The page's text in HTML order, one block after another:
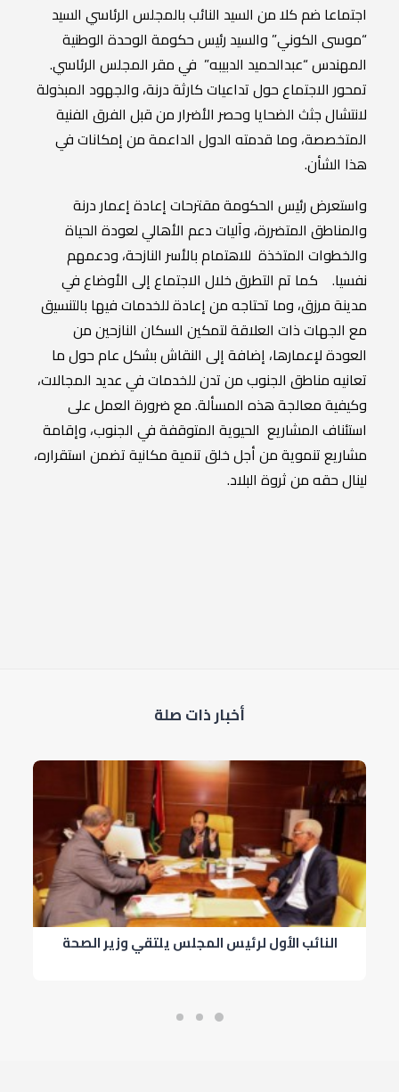
اجتماعا ضم كلا من السيد النائب بالمجلس الرئاسي السيد
“موسى الكوني” والسيد رئيس حكومة الوحدة الوطنية
المهندس “عبدالحميد الدبيبه” في مقر المجلس الرئاسي.
تمحور الاجتماع حول تداعيات كارثة درنة، والجهود المبذولة
لانتشال جثث الضحايا وحصر الأضرار من قبل الفرق الفنية
المتخصصة، وما قدمته الدول الداعمة من إمكانات في
هذا الشأن.
واستعرض رئيس الحكومة مقترحات إعادة إعمار درنة
والمناطق المتضررة، وآليات دعم الأهالي لعودة الحياة
والخطوات المتخذة للاهتمام بالأسر النازحة، ودعمهم
نفسيا. كما تم التطرق خلال الاجتماع إلى الأوضاع في
مدينة مرزق، وما تحتاجه من إعادة للخدمات فيها بالتنسيق
مع الجهات ذات العلاقة لتمكين السكان النازحين من
العودة لإعمارها، إضافة إلى النقاش بشكل عام حول ما
تعانيه مناطق الجنوب من تدن للخدمات في عديد المجالات،
وكيفية معالجة هذه المسألة. مع ضرورة العمل على
استئناف المشاريع الحيوية المتوقفة في الجنوب، وإقامة
مشاريع تنموية من أجل خلق تنمية مكانية تضمن استقراره،
لينال حقه من ثروة البلاد.
أخبار ذات صلة
النائب الأول لرئيس المجلس يلتقي وزير الصحة